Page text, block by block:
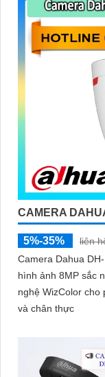
CAMERA
5%-35%
liên
Camera Dahua
hình ảnh 8MP sắc
nghệ WizColor cho
và chân thực